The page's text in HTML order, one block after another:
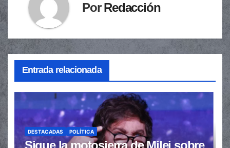
PorRedacción
Entrada relacionada
DESTACADAS POLÍTICA
Sigue la motosierra de Milei sobre